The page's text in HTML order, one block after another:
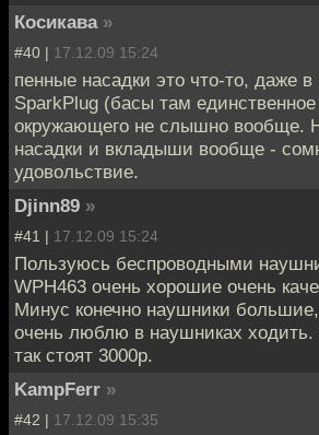
Косикава »
#40 | 17.12.09 15:24
пенные насадки это что-то, даже
SparkPlug (басы там единственное
окружающего не слышно вообще.
насадки и вкладыши вообще -
удовольствие.
Djinn89 »
#41 | 17.12.09 15:24
Пользуюсь беспроводными
WPH463 очень хорошие очень
Минус конечно наушники
очень люблю в наушниках
так стоят 3000р.
KampFerr »
#42 | 17.12.09 15:35